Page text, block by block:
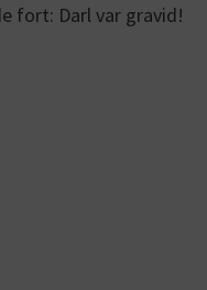
fort: Darl var gravid!